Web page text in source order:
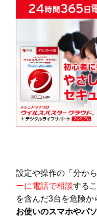
設定や操作の「分か
ーに電話で相談する
を含んだ3台を危険
お使いのスマホやパ